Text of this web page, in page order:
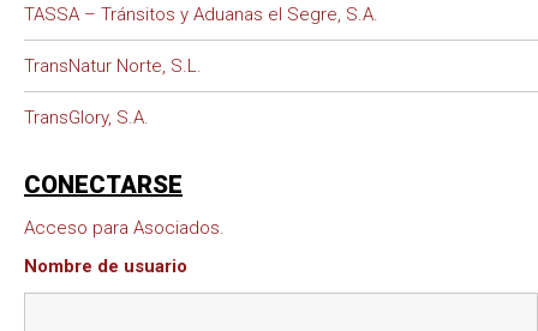
TASSA – Tránsitos y Aduanas el Segre, S.A.
TransNatur Norte, S.L.
TransGlory, S.A.
CONECTARSE
Acceso para Asociados.
Nombre de usuario